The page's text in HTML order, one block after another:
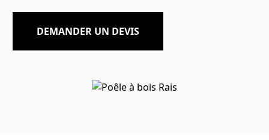
DEMANDER UN DEVIS